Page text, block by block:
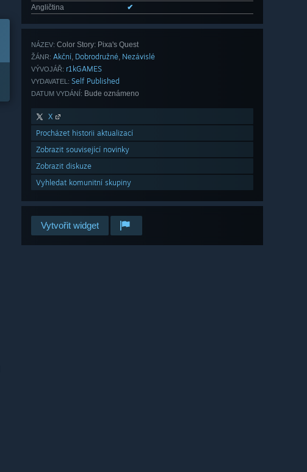
Angličtina
✔
NÁZEV: Color Story: Pixa's Quest
ŽÁNR: Akční, Dobrodružné, Nezávislé
VÝVOJÁŘ: r1kGAMES
VYDAVATEL: Self Published
DATUM VYDÁNÍ: Bude oznámeno
X
Procházet historii aktualizací
Zobrazit související novinky
Zobrazit diskuze
Vyhledat komunitní skupiny
Vytvořit widget